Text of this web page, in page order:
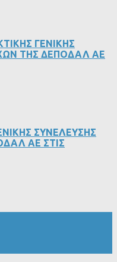
ΓΕΝΙΚΗΣ
ΤΗΣ ΔΕΠΟΔΑΛ ΑΕ
ΣΥΝΕΛΕΥΣΗΣ
ΑΕ ΣΤΙΣ